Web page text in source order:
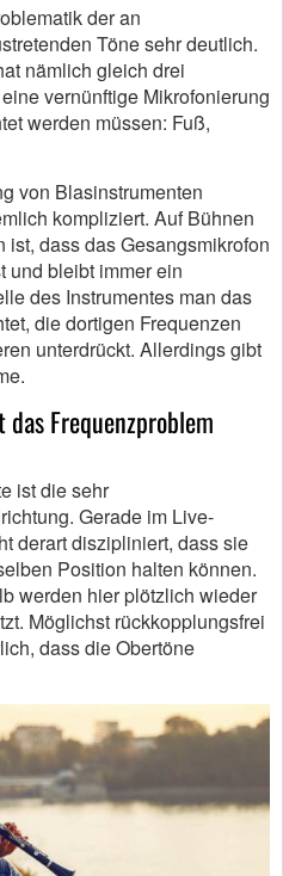
der an
Töne sehr deutlich.
nämlich gleich drei
vernünftige Mikrofonierung
werden müssen: Fuß,
von Blasinstrumenten
kompliziert. Auf Bühnen
dass das Gesangsmikrofon
und bleibt immer ein
des Instrumentes man das
die dortigen Frequenzen
unterdrückt. Allerdings gibt
Frequenzproblem
ist die sehr
Gerade im Live-
derart diszipliniert, dass sie
Position halten können.
werden hier plötzlich wieder
Möglichst rückkopplungsfrei
dass die Obertöne